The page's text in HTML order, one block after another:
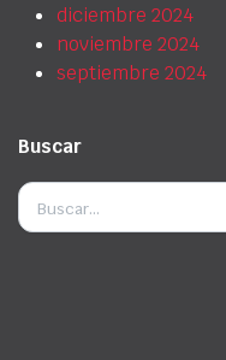
diciembre 2024
noviembre 2024
septiembre 2024
Buscar